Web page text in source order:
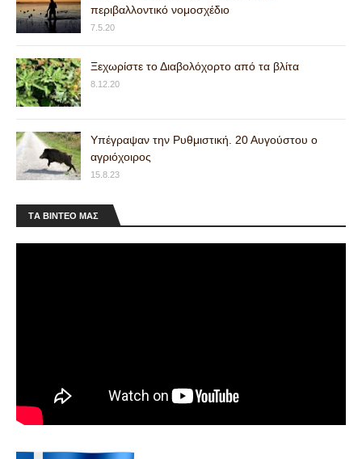
περιβαλλοντικό νομοσχέδιο
7.5.20
Ξεχωρίστε το Διαβολόχορτο από τα βλίτα
8.12.20
Υπέγραψαν την Ρυθμιστική. 20 Αυγούστου ο
αγριόχοιρος
15.8.23
ΤA ΒΙΝΤΕΟ MAΣ